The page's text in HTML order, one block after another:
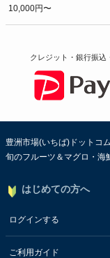
10,000円〜
クレジット・銀行振込
豊洲市場(いちば)ドットコ
旬のフルーツ＆マグロ・海
はじめての方へ
ログインする
ご利用ガイド